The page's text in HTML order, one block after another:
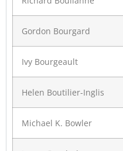
Gordon Bourgard
Ivy Bourgeault
Helen Boutilier-Inglis
Michael K. Bowler